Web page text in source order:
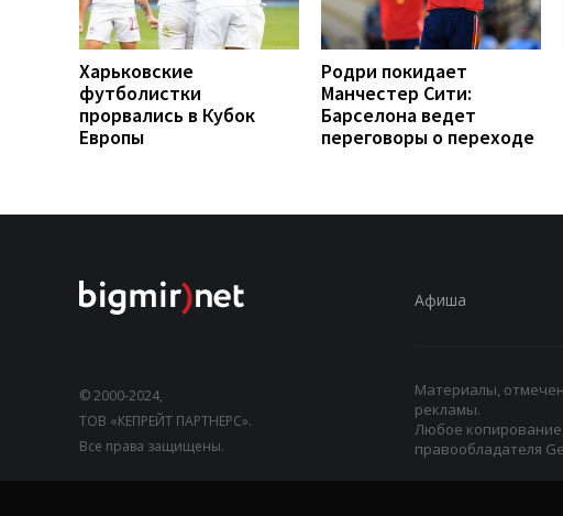
Харьковские
футболистки
прорвались в Кубок
Европы
Родри покидает
Манчестер Сити:
Барселона ведет
переговоры о переходе
© 2000-2024,
ТОВ «КЕПРЕЙТ ПАРТНЕРС».
Все права защищены.
Афиша
Материалы,
рекламы.
Любое
правообладателя